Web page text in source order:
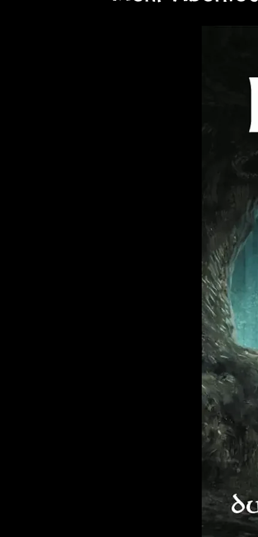
Detaillierte technische
IR-Formular 10 -
Entwirf deine eigenen
IR-Formular 11 -
Kreiere individuelle
Deckpläne -
Detaillierte Pläne für
IIS-Formular 7 -
Sammle wichtige
IIS-Formular 8 -
Erstelle Karten von
Warum du dieses Set
: Ideal für
, die ihre
bereichern möchten.
Praktische Vorlagen
:
die das Rollenspiel
Original-Feeling:
ActionPack der 80er
Perfekt für alle, die das
Leben und Strukturfüllen